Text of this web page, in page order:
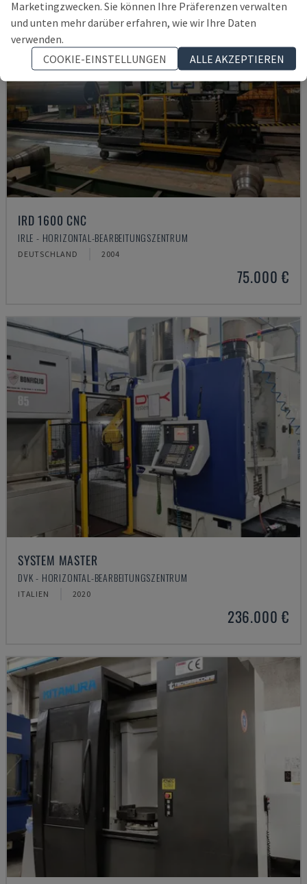
IRD 1600 CNC
IRLE - HORIZONTAL-BEARBEITUNGSZENTRUM
DEUTSCHLAND 2004
75.000 €
SYSTEM MASTER
DVK - HORIZONTAL-BEARBEITUNGSZENTRUM
ITALIEN 2020
236.000 €
Marketingzwecken. Sie können Ihre Präferenzen verwalten
und unten mehr darüber erfahren, wie wir Ihre Daten
verwenden.
COOKIE-EINSTELLUNGEN
ALLE AKZEPTIEREN